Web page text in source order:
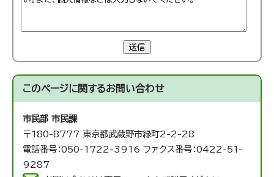
送信
このページに関するお問い合わせ
市民部 市民課
〒180-8777 東京都武蔵野市緑町2-2-28
電話番号：050-1722-3916 ファクス番号：0422-51-
9287